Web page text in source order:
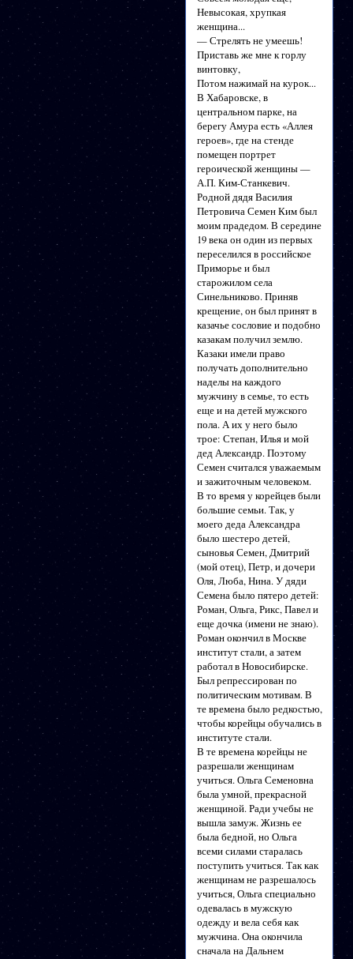
Невысокая, хрупкая
женщина...
— Стрелять не умеешь!
Приставь же мне к горлу
винтовку,
Потом нажимай на курок...
В Хабаровске, в
центральном парке, на
берегу Амура есть «Аллея
героев», где на стенде
помещен портрет
героической женщины —
А.П. Ким-Станкевич.
Родной дядя Василия
Петровича Семен Ким был
моим прадедом. В середине
19 века он один из первых
переселился в российское
Приморье и был
старожилом села
Синельниково. Приняв
крещение, он был принят в
казачье сословие и подобно
казакам получил землю.
Казаки имели право
получать дополнительно
наделы на каждого
мужчину в семье, то есть
еще и на детей мужского
пола. А их у него было
трое: Степан, Илья и мой
дед Александр. Поэтому
Семен считался уважаемым
и зажиточным человеком.
В то время у корейцев были
большие семьи. Так, у
моего деда Александра
было шестеро детей,
сыновья Семен, Дмитрий
(мой отец), Петр, и дочери
Оля, Люба, Нина. У дяди
Семена было пятеро детей:
Роман, Ольга, Рикс, Павел и
еще дочка (имени не знаю).
Роман окончил в Москве
институт стали, а затем
работал в Новосибирске.
Был репрессирован по
политическим мотивам. В
те времена было редкостью,
чтобы корейцы обучались в
институте стали.
В те времена корейцы не
разрешали женщинам
учиться. Ольга Семеновна
была умной, прекрасной
женщиной. Ради учебы не
вышла замуж. Жизнь ее
была бедной, но Ольга
всеми силами старалась
поступить учиться. Так как
женщинам не разрешалось
учиться, Ольга специально
одевалась в мужскую
одежду и вела себя как
мужчина. Она окончила
сначала на Дальнем